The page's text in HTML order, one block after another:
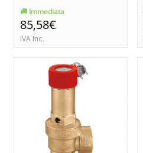
Immediata
85,58€
IVA Inc.